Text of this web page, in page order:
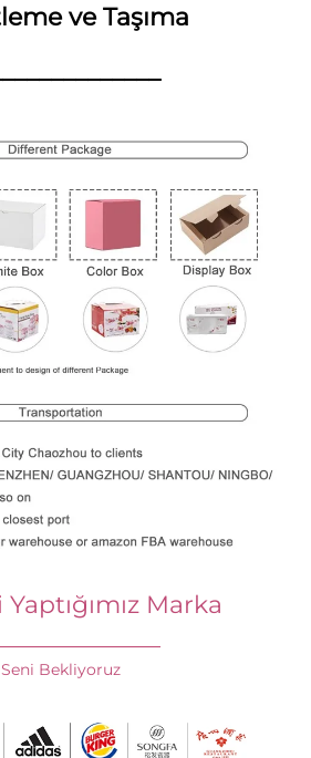
ve Taşıma
Marka
Seni Bekliyoruz